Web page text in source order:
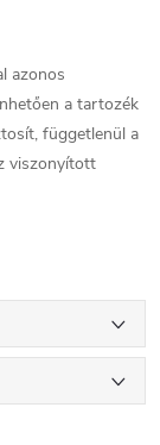
azonos
a tartozék
függetlenül a
viszonyított